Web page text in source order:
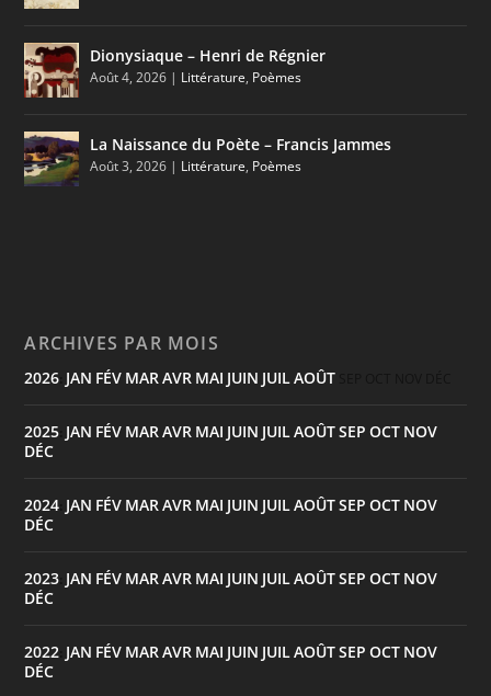
Dionysiaque – Henri de Régnier
Août 4, 2026 | Littérature, Poèmes
La Naissance du Poète – Francis Jammes
Août 3, 2026 | Littérature, Poèmes
ARCHIVES PAR MOIS
2026 JAN FÉV MARAVR MAI JUIN JUILAOÛT
2025 JAN FÉV MARAVR MAI JUIN JUILAOÛTSEP OCT NOV
DÉC
2024 JAN FÉV MARAVR MAI JUIN JUILAOÛTSEP OCT NOV
DÉC
2023 JAN FÉV MARAVR MAI JUIN JUILAOÛTSEP OCT NOV
DÉC
2022 JAN FÉV MARAVR MAI JUIN JUILAOÛTSEP OCT NOV
DÉC